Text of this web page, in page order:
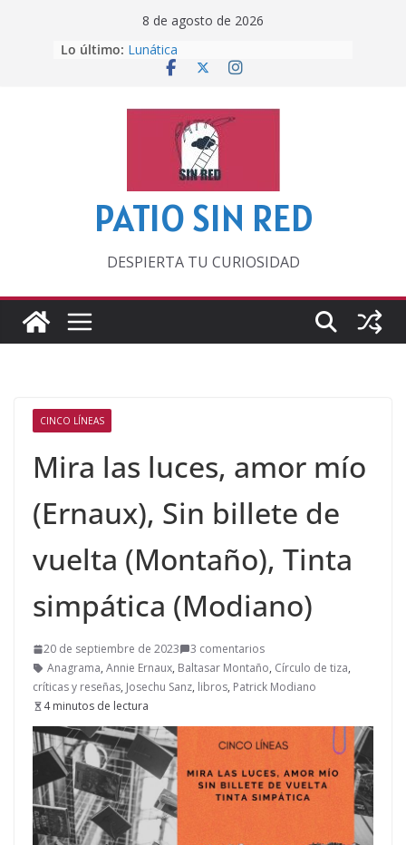
8 de agosto de 2026
Lo último: Lunática
Pero, hasta entonces…
‘La broma infinita’ de recomendar
lecturas veraniegas
Otra del Mundial
PATIO SIN RED
DESPIERTA TU CURIOSIDAD
CINCO LÍNEAS
Mira las luces, amor mío
(Ernaux), Sin billete de
vuelta (Montaño), Tinta
simpática (Modiano)
20 de septiembre de 2023
3 comentarios
Anagrama, Annie Ernaux, Baltasar Montaño, Círculo de tiza,
críticas y reseñas, Josechu Sanz, libros, Patrick Modiano
4 minutos de lectura